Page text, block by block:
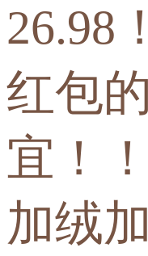
26.98
红包
宜！
加绒